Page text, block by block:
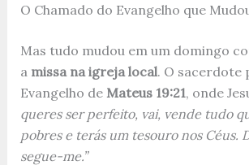
O Chamado do Evangelho que
Mas tudo mudou em um domingo
a missa na igreja local. O sacerdote
Evangelho de Mateus 19:21, onde
queres ser perfeito, vai, vende tudo
pobres e terás um tesouro nos Céus.
segue-me.”